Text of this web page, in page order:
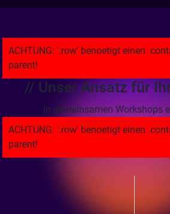
// Unser Ansatz für
In gemeinsamen Workshops